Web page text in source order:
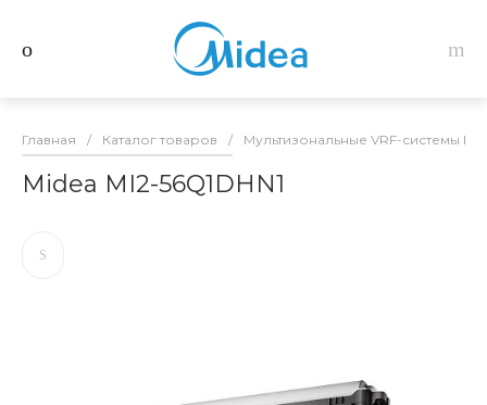
Главная / Каталог товаров / Мультизональные VRF-системы
Midea MI2-56Q1DHN1